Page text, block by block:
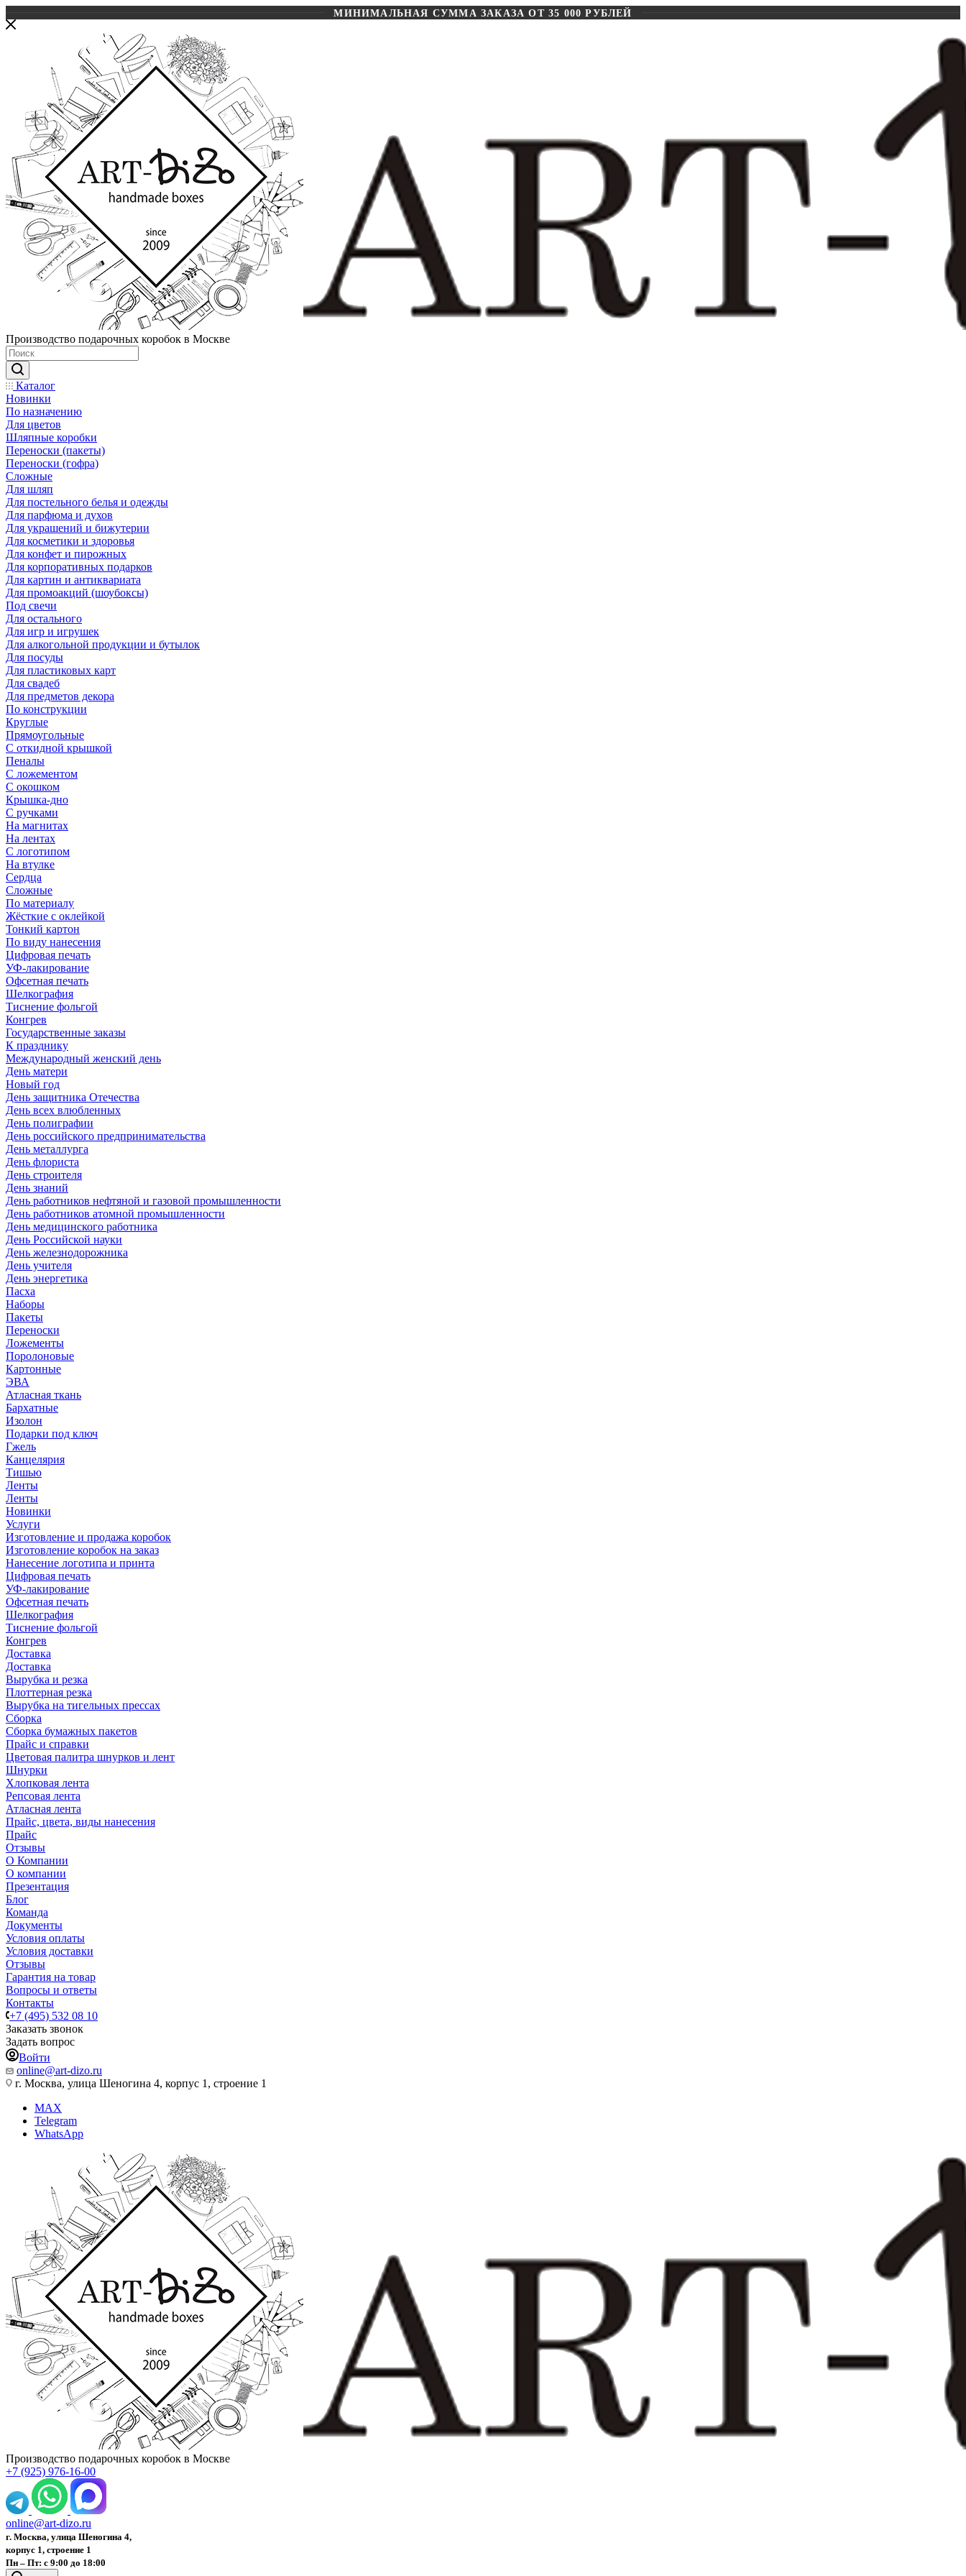
МИНИМАЛЬНАЯ СУММА ЗАКАЗА ОТ 35 000 РУБЛЕЙ
Производство подарочных коробок в Москве
Каталог
Новинки
По назначению
Для цветов
Шляпные коробки
Переноски (пакеты)
Переноски (гофра)
Сложные
Для шляп
Для постельного белья и одежды
Для парфюма и духов
Для украшений и бижутерии
Для косметики и здоровья
Для конфет и пирожных
Для корпоративных подарков
Для картин и антиквариата
Для промоакций (шоубоксы)
Под свечи
Для остального
Для игр и игрушек
Для алкогольной продукции и бутылок
Для посуды
Для пластиковых карт
Для свадеб
Для предметов декора
По конструкции
Круглые
Прямоугольные
С откидной крышкой
Пеналы
С ложементом
С окошком
Крышка-дно
С ручками
На магнитах
На лентах
С логотипом
На втулке
Сердца
Сложные
По материалу
Жёсткие с оклейкой
Тонкий картон
По виду нанесения
Цифровая печать
УФ-лакирование
Офсетная печать
Шелкография
Тиснение фольгой
Конгрев
Государственные заказы
К празднику
Международный женский день
День матери
Новый год
День защитника Отечества
День всех влюбленных
День полиграфии
День российского предпринимательства
День металлурга
День флориста
День строителя
День знаний
День работников нефтяной и газовой промышленности
День работников атомной промышленности
День медицинского работника
День Российской науки
День железнодорожника
День учителя
День энергетика
Пасха
Наборы
Пакеты
Переноски
Ложементы
Поролоновые
Картонные
ЭВА
Атласная ткань
Бархатные
Изолон
Подарки под ключ
Гжель
Канцелярия
Тишью
Ленты
Ленты
Новинки
Услуги
Изготовление и продажа коробок
Изготовление коробок на заказ
Нанесение логотипа и принта
Цифровая печать
УФ-лакирование
Офсетная печать
Шелкография
Тиснение фольгой
Конгрев
Доставка
Доставка
Вырубка и резка
Плоттерная резка
Вырубка на тигельных прессах
Сборка
Сборка бумажных пакетов
Прайс и справки
Цветовая палитра шнурков и лент
Шнурки
Хлопковая лента
Репсовая лента
Атласная лента
Прайс, цвета, виды нанесения
Прайс
Отзывы
О Компании
О компании
Презентация
Блог
Команда
Документы
Условия оплаты
Условия доставки
Отзывы
Гарантия на товар
Вопросы и ответы
Контакты
+7 (495) 532 08 10
Заказать звонок
Задать вопрос
Войти
online@art-dizo.ru
г. Москва, улица Шеногина 4, корпус 1, строение 1
MAX
Telegram
WhatsApp
Производство подарочных коробок в Москве
+7 (925) 976-16-00
online@art-dizo.ru
г. Москва, улица Шеногина 4,
корпус 1, строение 1
Пн – Пт: с 9:00 до 18:00